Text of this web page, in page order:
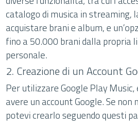
catalogo di musica in streaming,
acquistare brani e album, e
fino a 50.000 brani dalla propria
personale.
2. Creazione di un Account
Per utilizzare Google Play Music,
avere un account Google. Se non
potevi crearlo seguendo questi